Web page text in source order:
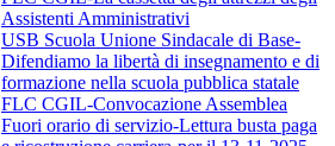
Assistenti Amministrativi
USB Scuola Unione Sindacale di Base-
Difendiamo la libertà di insegnamento e di
formazione nella scuola pubblica statale
FLC CGIL-Convocazione Assemblea
Fuori orario di servizio-Lettura busta paga